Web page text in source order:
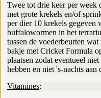
Twee tot drie keer per week
met grote krekels en/of
per dier 10 krekels gegeven
buffalowormen in het
tussen de voederbeurten
bakje met Cricket Formula
plaatsen zodat eventueel
hebben en niet 's-nachts aan
Vitamines: